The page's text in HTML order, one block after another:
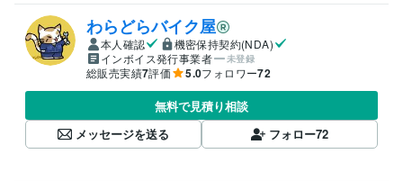
わらどらバイク屋
本人確認
機密保持契約(NDA)
インボイス発行事業者
未登録
総販売実績7評価 5.0フォロワー72
無料で見積り相談
メッセージを送る
フォロー72